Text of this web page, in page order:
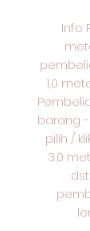
Info
1,0
barang
pilih /
3,0